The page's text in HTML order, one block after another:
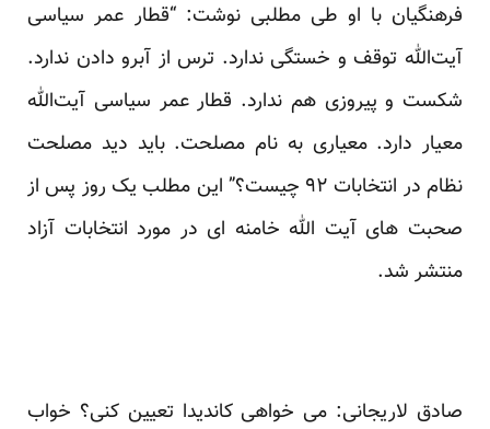
فرهنگیان با او طی مطلبی نوشت: “قطار عمر سیاسی
آیت‌الله توقف و خستگی ندارد. ترس از آبرو دادن ندارد.
شکست و پیروزی هم ندارد. قطار عمر سیاسی آیت‌الله
معیار دارد. معیاری به نام مصلحت. باید دید مصلحت
نظام در انتخابات ۹۲ چیست؟” این مطلب یک روز پس از
صحبت های آیت الله خامنه ای در مورد انتخابات آزاد
منتشر شد.
صادق لاریجانی: می خواهی کاندیدا تعیین کنی؟ خواب